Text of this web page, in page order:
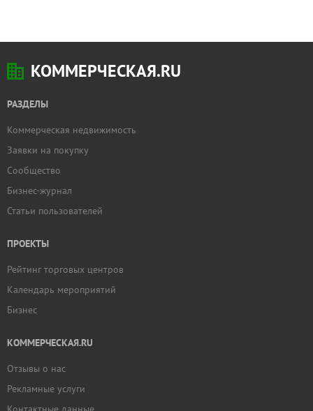
КОММЕРЧЕСКАЯ.RU
РАЗДЕЛЫ
Коммерческая недвижимость
Заявки на покупку
Сообщество
Бизнес-журнал
Статьи пользователей
ПРОЕКТЫ
Рейтинг торговых центров
Календарь мероприятий
Бизнес
КОММЕРЧЕСКАЯ.RU
Отзывы о нас
Рекламные услуги